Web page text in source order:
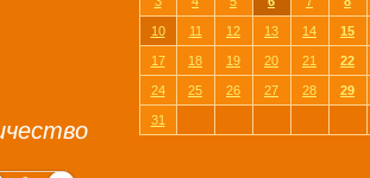
10 11 12 13 14 15
17 18 19 20 21 22
24 25 26 27 28 29
31